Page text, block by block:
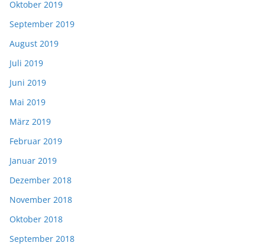
Oktober 2019
September 2019
August 2019
Juli 2019
Juni 2019
Mai 2019
März 2019
Februar 2019
Januar 2019
Dezember 2018
November 2018
Oktober 2018
September 2018